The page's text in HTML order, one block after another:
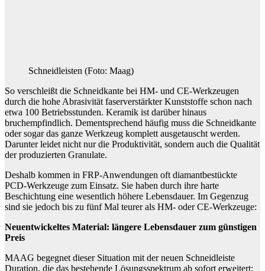
Schneidleisten (Foto: Maag)
So verschleißt die Schneidkante bei HM- und CE-Werkzeugen
durch die hohe Abrasivität faserverstärkter Kunststoffe schon nach
etwa 100 Betriebsstunden. Keramik ist darüber hinaus
bruchempfindlich. Dementsprechend häufig muss die Schneidkante
oder sogar das ganze Werkzeug komplett ausgetauscht werden.
Darunter leidet nicht nur die Produktivität, sondern auch die Qualität
der produzierten Granulate.
Deshalb kommen in FRP-Anwendungen oft diamantbestückte
PCD-Werkzeuge zum Einsatz. Sie haben durch ihre harte
Beschichtung eine wesentlich höhere Lebensdauer. Im Gegenzug
sind sie jedoch bis zu fünf Mal teurer als HM- oder CE-Werkzeuge:
Neuentwickeltes Material: längere Lebensdauer zum günstigen
Preis
MAAG begegnet dieser Situation mit der neuen Schneidleiste
Duration, die das bestehende Lösungsspektrum ab sofort erweitert: